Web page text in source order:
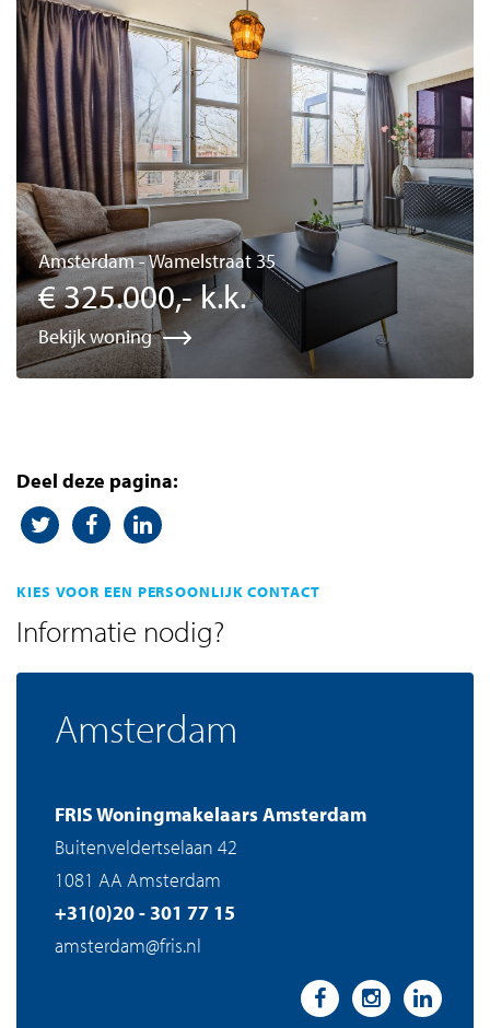
Amsterdam - Wamelstraat 35
€ 325.000,- k.k.
Bekijk woning
Deel deze pagina:
KIES VOOR EEN PERSOONLIJK CONTACT
Informatie nodig?
Amsterdam
FRIS Woningmakelaars Amsterdam
Buitenveldertselaan 42
1081 AA Amsterdam
+31(0)20 - 301 77 15
amsterdam@fris.nl